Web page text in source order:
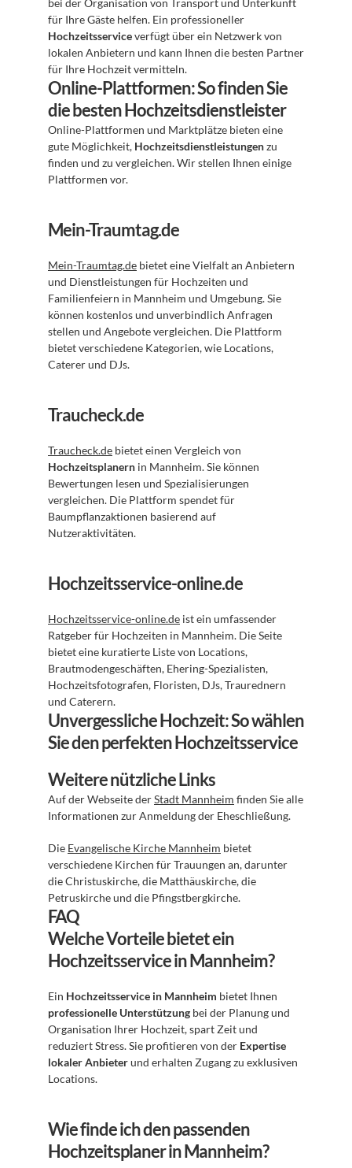
bei der Organisation von Transport und Unterkunft
Hochzeitsservice verfügt über ein Netzwerk von
lokalen Anbietern und kann Ihnen die besten Partner
für Ihre Hochzeit vermitteln.
Online-Plattformen: So finden Sie
die besten Hochzeitsdienstleister
Online-Plattformen und Marktplätze bieten eine
gute Möglichkeit, Hochzeitsdienstleistungen zu
finden und zu vergleichen. Wir stellen Ihnen einige
Plattformen vor.
Mein-Traumtag.de
Mein-Traumtag.de bietet eine Vielfalt an Anbietern
und Dienstleistungen für Hochzeiten und
Familienfeiern in Mannheim und Umgebung. Sie
können kostenlos und unverbindlich Anfragen
stellen und Angebote vergleichen. Die Plattform
bietet verschiedene Kategorien, wie Locations,
Caterer und DJs.
Traucheck.de
Traucheck.de
Hochzeitsplanern in Mannheim. Sie können
Bewertungen lesen und Spezialisierungen
vergleichen. Die Plattform spendet für
Baumpflanzaktionen basierend auf
Nutzeraktivitäten.
Hochzeitsservice-online.de
Hochzeitsservice-online.de ist ein umfassender
Ratgeber für Hochzeiten in Mannheim. Die Seite
bietet eine kuratierte Liste von Locations,
Brautmodengeschäften, Ehering-Spezialisten,
Hochzeitsfotografen, Floristen, DJs, Traurednern
und Caterern.
Unvergessliche Hochzeit: So wählen
Sie den perfekten Hochzeitsservice
Weitere nützliche Links
Auf der Webseite der Stadt Mannheim finden Sie alle
Informationen zur Anmeldung der Eheschließung.
Die Evangelische Kirche Mannheim bietet
verschiedene Kirchen für Trauungen an, darunter
die Christuskirche, die Matthäuskirche, die
Petruskirche und die Pfingstbergkirche.
FAQ
Welche Vorteile bietet ein
Hochzeitsservice in Mannheim?
Ein Hochzeitsservice in Mannheim
professionelle Unterstützung bei der Planung und
Organisation Ihrer Hochzeit, spart Zeit und
reduziert Stress. Sie profitieren von der Expertise
lokaler Anbieter und erhalten Zugang zu exklusiven
Locations.
Wie finde ich den passenden
Hochzeitsplaner in Mannheim?